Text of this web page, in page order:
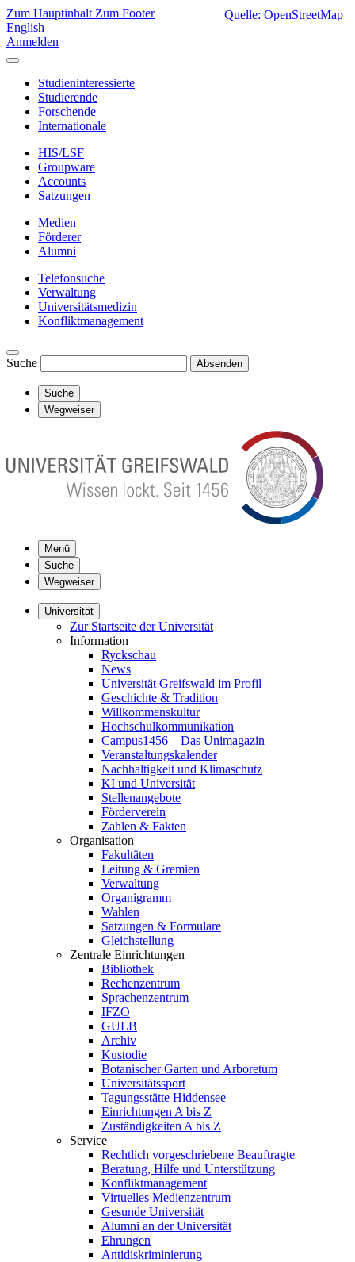
Zum Hauptinhalt Zum Footer
English
Anmelden
Studieninteressierte
Studierende
Forschende
Internationale
HIS/LSF
Groupware
Accounts
Satzungen
Medien
Förderer
Alumni
Telefonsuche
Verwaltung
Universitätsmedizin
Konfliktmanagement
Suche Absenden
Suche
Wegweiser
Menü
Suche
Wegweiser
Universität
Zur Startseite der Universität
Information
Ryckschau
News
Universität Greifswald im Profil
Geschichte & Tradition
Willkommenskultur
Hochschulkommunikation
Campus1456 – Das Unimagazin
Veranstaltungskalender
Nachhaltigkeit und Klimaschutz
KI und Universität
Stellenangebote
Förderverein
Zahlen & Fakten
Organisation
Fakultäten
Leitung & Gremien
Verwaltung
Organigramm
Wahlen
Satzungen & Formulare
Gleichstellung
Zentrale Einrichtungen
Bibliothek
Rechenzentrum
Sprachenzentrum
IFZO
GULB
Archiv
Kustodie
Botanischer Garten und Arboretum
Universitätssport
Tagungsstätte Hiddensee
Einrichtungen A bis Z
Zuständigkeiten A bis Z
Service
Rechtlich vorgeschriebene Beauftragte
Beratung, Hilfe und Unterstützung
Konfliktmanagement
Virtuelles Medienzentrum
Gesunde Universität
Alumni an der Universität
Ehrungen
Antidiskriminierung
Quelle: OpenStreetMap